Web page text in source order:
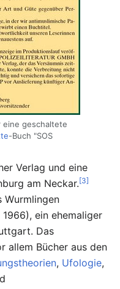
eine geschaltete
-Buch "SOS
Verlag und eine
am Neckar.[3]
Wurmlingen
ein ehemaliger
Das
allem Bücher aus den
, Ufologie,